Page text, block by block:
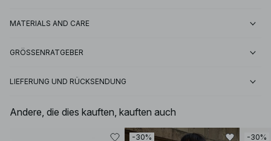
MATERIALS AND CARE
GRÖSSENRATGEBER
LIEFERUNG UND RÜCKSENDUNG
Andere, die dies kauften, kauften auch
-30% -30%